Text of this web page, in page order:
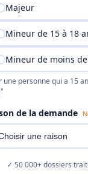
Majeur
Mineur de 15 à 18
Mineur de moins
une personne qui a 15
de la demande
✓ 50 000+ dossiers